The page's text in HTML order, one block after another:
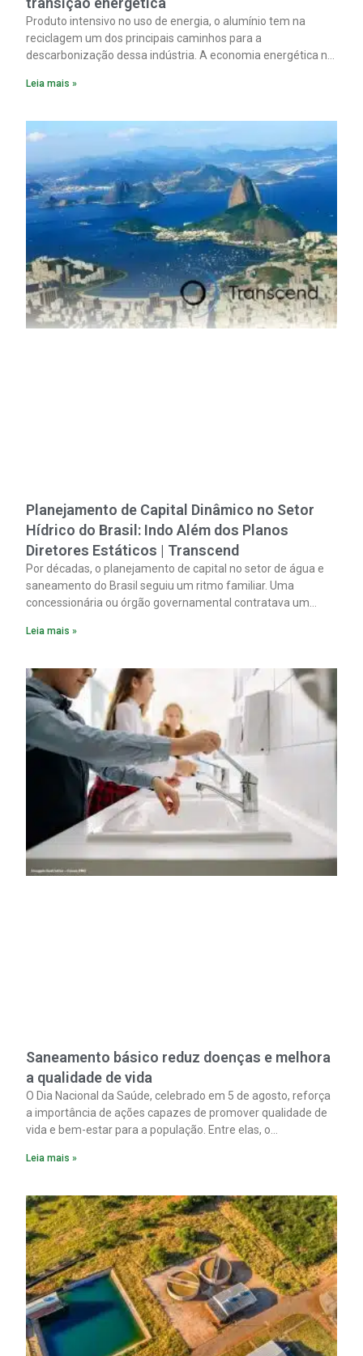
Produto intensivo no uso de energia, o alumínio tem na
reciclagem um dos principais caminhos para a
descarbonização dessa indústria. A economia energética na
material. A produção de um alumínio mais limpo, no entanto,
insumo, a sucata, devido, sobretudo, ao interesse chinês
pela matéria-prima.
Leia mais »
Planejamento de Capital Dinâmico no Setor
Hídrico do Brasil: Indo Além dos Planos
Diretores Estáticos | Transcend
Por décadas, o planejamento de capital no setor de água e
saneamento do Brasil seguiu um ritmo familiar. Uma
concessionária ou órgão governamental contratava um
Leia mais »
Saneamento básico reduz doenças e melhora
a qualidade de vida
O Dia Nacional da Saúde, celebrado em 5 de agosto, reforça
a importância de ações capazes de promover qualidade de
vida e bem-estar para a população. Entre elas, o
serviços de coleta e tratamento de esgoto contribui
melhora as condições de saúde pública.
Leia mais »